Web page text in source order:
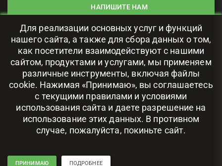
НАПИШИТЕ НАМ
ЦОД В РОССИИ
111024, г. Москва, ул. Авиамоторная, 69
Для реализации основных услуг и функций
нашего сайта, а также для сбора данных о том,
как посетители взаимодействуют с нашими
сайтом, продуктами и услугами, мы применяем
различные инструменты, включая файлы
cookie. Нажимая «Принимаю», вы соглашаетесь
с текущими правилами и условиями
использования сайта и даете разрешение на
использование этих данных. В противном
случае, пожалуйста, покиньте сайт.
ПРИНИМАЮ ПОДРОБНЕЕ